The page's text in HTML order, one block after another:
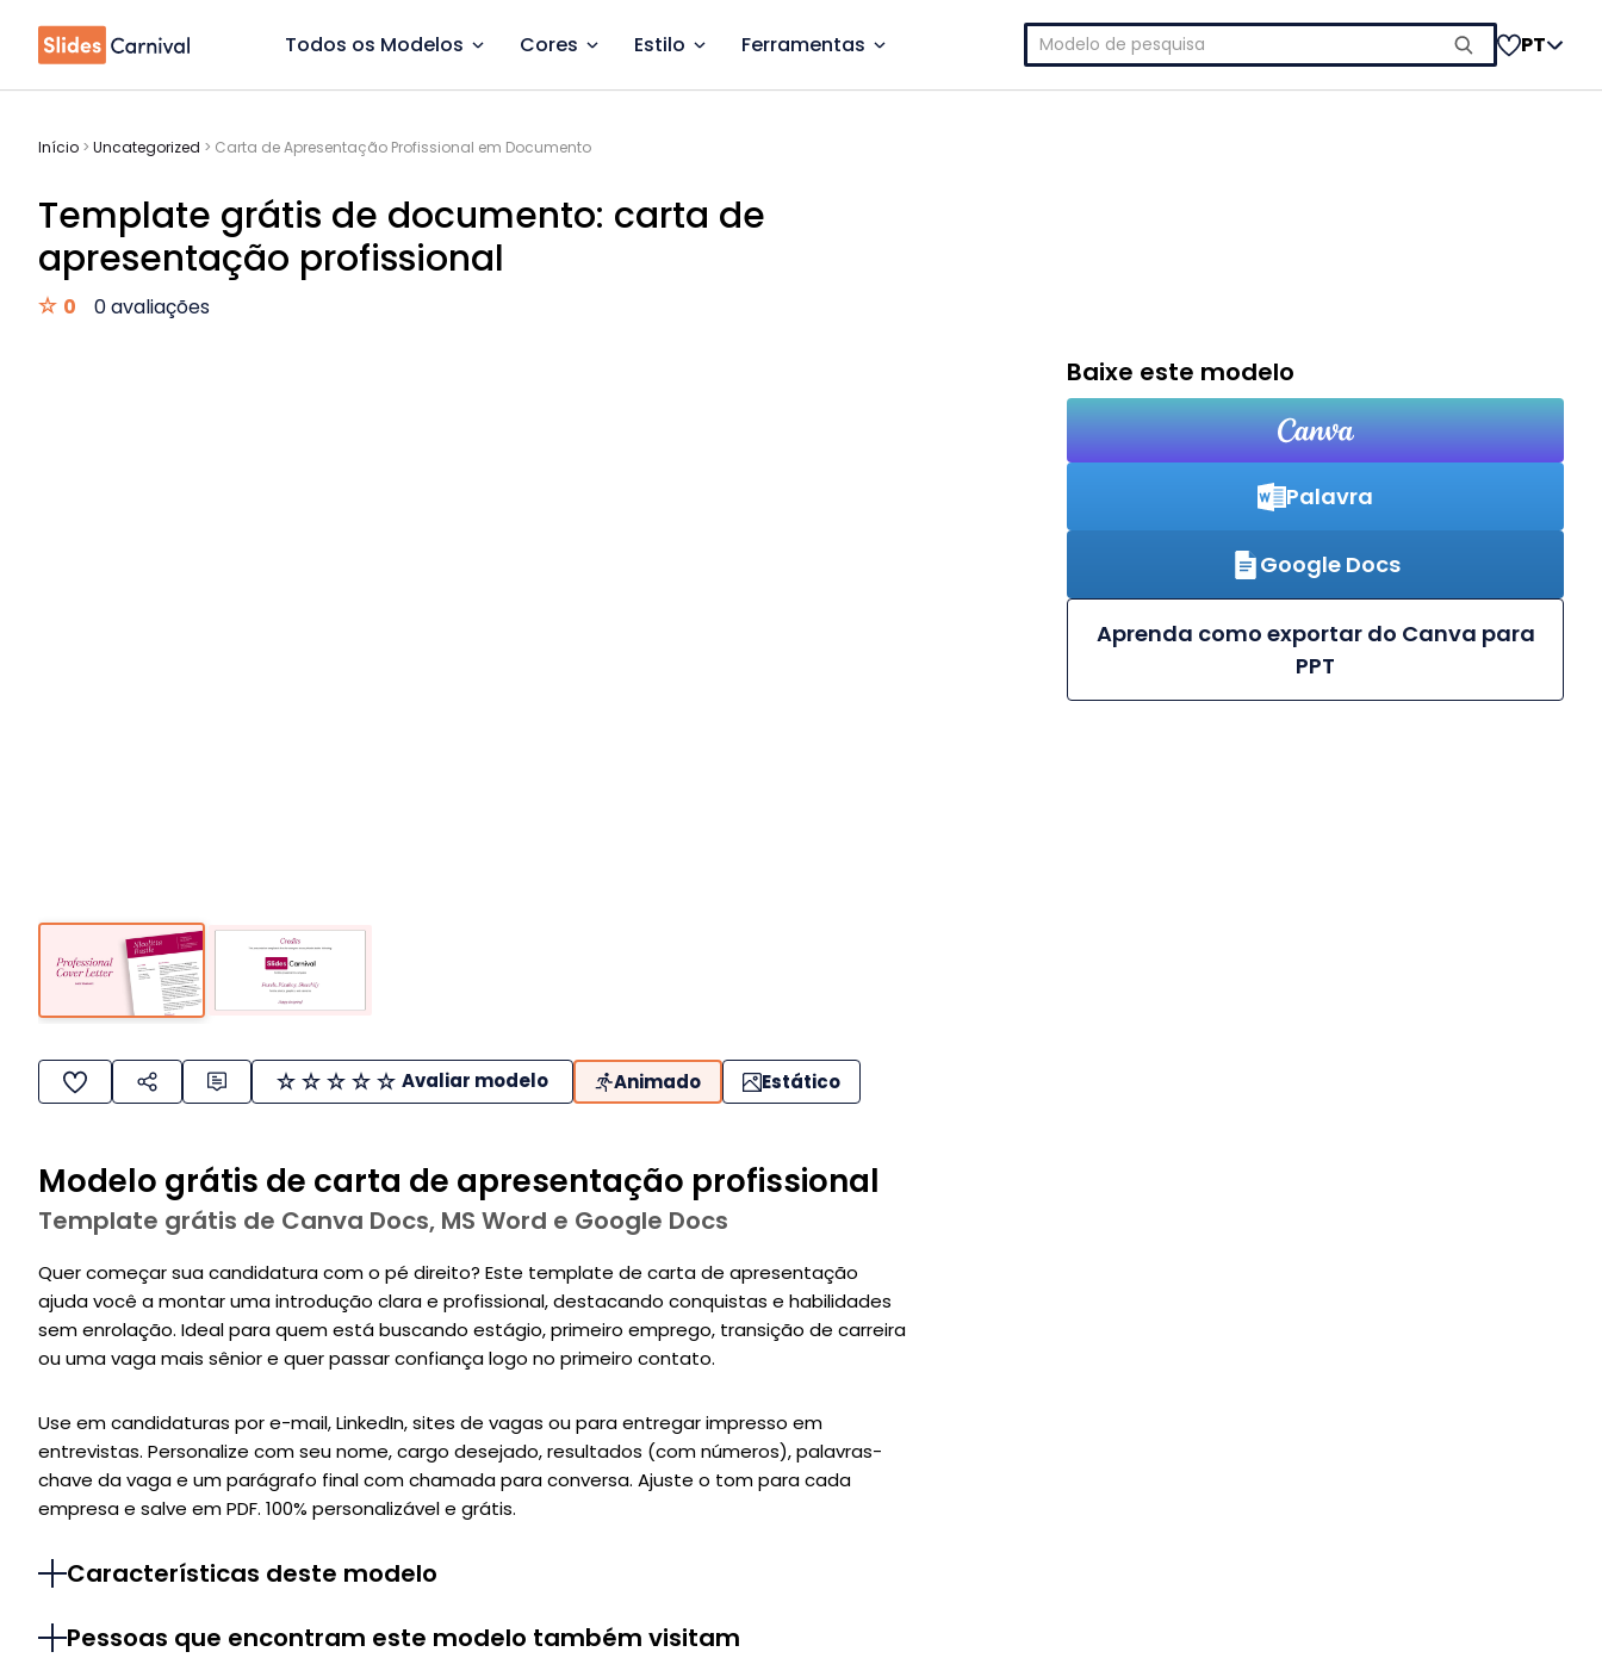
Todos os Modelos Cores Estilo Ferramentas
Pesquisar
por:
PT
Início > Uncategorized > Carta de Apresentação Profissional em Documento
Template grátis de documento: carta de
apresentação profissional
0 0 avaliações
Avaliar modelo Animado Estático
Modelo grátis de carta de apresentação profissional
Template grátis de Canva Docs, MS Word e Google Docs
Quer começar sua candidatura com o pé direito? Este template de carta de apresentação
ajuda você a montar uma introdução clara e profissional, destacando conquistas e habilidades
sem enrolação. Ideal para quem está buscando estágio, primeiro emprego, transição de carreira
ou uma vaga mais sênior e quer passar confiança logo no primeiro contato.
Use em candidaturas por e-mail, LinkedIn, sites de vagas ou para entregar impresso em
entrevistas. Personalize com seu nome, cargo desejado, resultados (com números), palavras-
chave da vaga e um parágrafo final com chamada para conversa. Ajuste o tom para cada
empresa e salve em PDF. 100% personalizável e grátis.
Características deste modelo
Pessoas que encontram este modelo também visitam
Baixe este modelo
Palavra
Google Docs
Aprenda como exportar do Canva para
PPT